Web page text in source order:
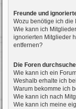
Freunde und
Wozu benötige ich die
Wie kann ich
ignorierten Mitglieder
entfernen?
Die Foren
Wie kann ich ein
Weshalb erhalte ich
Warum bekomme ich
Wie kann ich nach
Wie kann ich meine